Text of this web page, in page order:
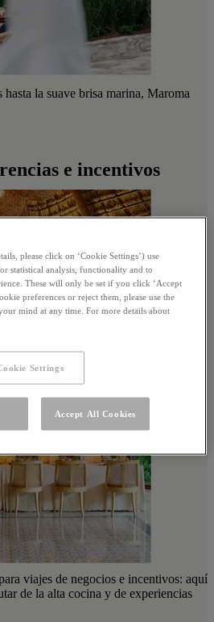
la suave brisa marina, Maroma
e incentivos
viajes de negocios e incentivos: aquí
de la alta cocina y de experiencias
please click on ‘Cookie Settings’) use
statistical analysis, functionality and to
These will only be set if you click ‘Accept
preferences or reject them, please use the
mind at any time. For more details about
Settings
Accept All Cookies